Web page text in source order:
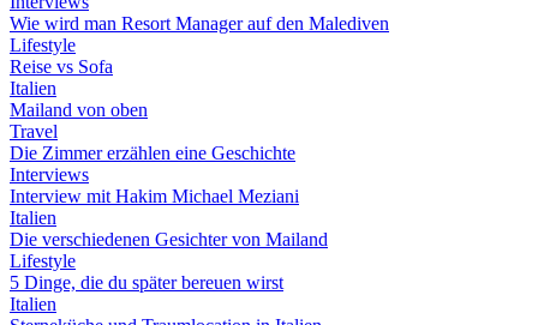
Wie wird man Resort Manager auf den Malediven
Lifestyle
Reise vs Sofa
Italien
Mailand von oben
Travel
Die Zimmer erzählen eine Geschichte
Interviews
Interview mit Hakim Michael Meziani
Italien
Die verschiedenen Gesichter von Mailand
Lifestyle
5 Dinge, die du später bereuen wirst
Italien